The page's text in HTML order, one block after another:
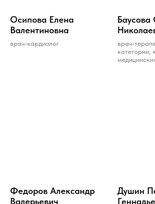
Осиповa Еленa
Вaлентиновнa
врач-кардиолог
Бaусовa
врач-
категории,
Федоров Александр
Валерьевич
Душин